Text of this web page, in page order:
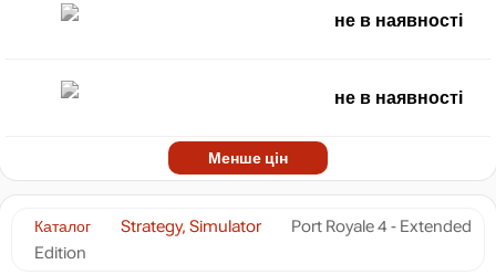
Каталог Strategy, Simulator
Port Royale 4 - Extended
Edition
не в наявності
не в наявності
Менше цін